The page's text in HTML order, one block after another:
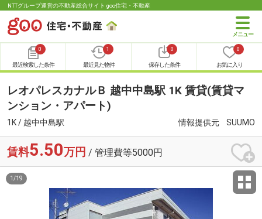
NTTグループ運営の不動産総合サイト goo住宅・不動産
0
最近検索した条件
1
最近見た物件
0
保存した条件
0
お気に入り
レオパレスカナルＢ 越中中島駅 1K 賃貸(賃貸マ
ンション・アパート)
1K / 越中中島駅 情報提供元 SUUMO
賃料5.50万円 / 管理費等5000円
1 /19